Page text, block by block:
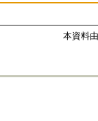
本資料由